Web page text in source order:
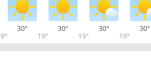
30°
19°
30°
19°
30°
19°
30°